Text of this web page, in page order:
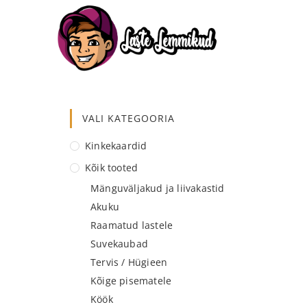
VALI KATEGOORIA
Kinkekaardid
Kõik tooted
Mänguväljakud ja liivakastid
Akuku
Raamatud lastele
Suvekaubad
Tervis / Hügieen
Kõige pisematele
Köök